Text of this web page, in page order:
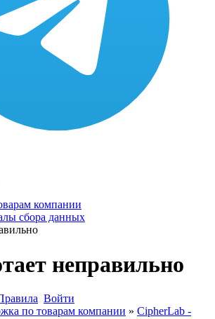
компании
сбора данных
неправильно
Войти
по товарам компании » CipherLab -